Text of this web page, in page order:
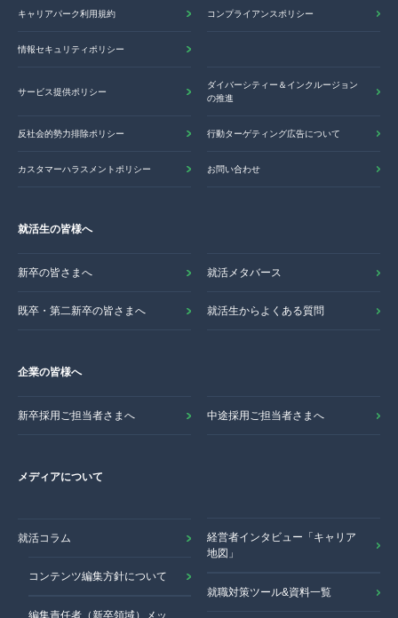
キャリアパーク利用規約 コンプライアンスポリシー
情報セキュリティポリシー
サービス提供ポリシー
ダイバーシティー＆インクルージョン
の推進
反社会的勢力排除ポリシー 行動ターゲティング広告について
カスタマーハラスメントポリシー お問い合わせ
就活生の皆様へ
新卒の皆さまへ 就活メタバース
既卒・第二新卒の皆さまへ 就活生からよくある質問
企業の皆様へ
新卒採用ご担当者さまへ 中途採用ご担当者さまへ
メディアについて
就活コラム
コンテンツ編集方針について
編集責任者（新卒領域）メッ
経営者インタビュー「キャリア
地図」
就職対策ツール&資料一覧